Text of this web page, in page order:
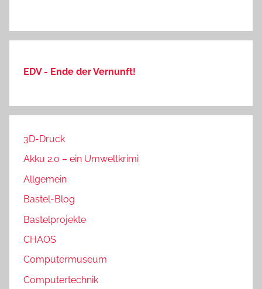
EDV - Ende der Vernunft!
3D-Druck
Akku 2.0 – ein Umweltkrimi
Allgemein
Bastel-Blog
Bastelprojekte
CHAOS
Computermuseum
Computertechnik